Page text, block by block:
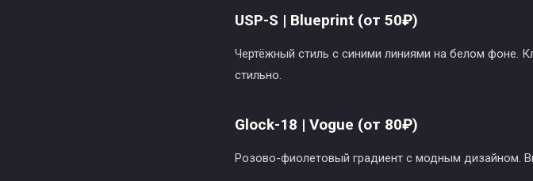
USP-S | Blueprint (от 50₽)
Чертёжный стиль с синими линиями на белом фоне.
стильно.
Glock-18 | Vogue (от 80₽)
Розово-фиолетовый градиент с модным дизайном.